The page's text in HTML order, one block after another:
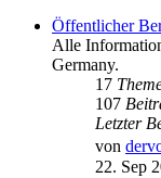
Öffentlicher
Alle
Germany.
17
107
Letzter
von
22. Sep